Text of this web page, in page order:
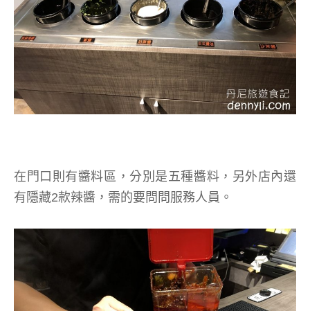
在門口則有醬料區，分別是五種醬料，另外店內還
有隱藏2款辣醬，需的要問問服務人員。